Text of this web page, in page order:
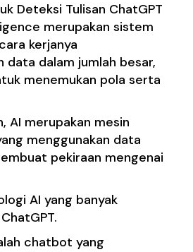
Deteksi Tulisan ChatGPT
merupakan sistem
kerjanya
data dalam jumlah besar,
menemukan pola serta
AI merupakan mesin
menggunakan data
pekiraan mengenai
AI yang banyak
chatbot yang